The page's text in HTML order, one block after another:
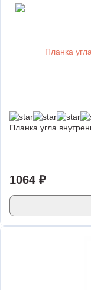
Планка угла
1064 ₽